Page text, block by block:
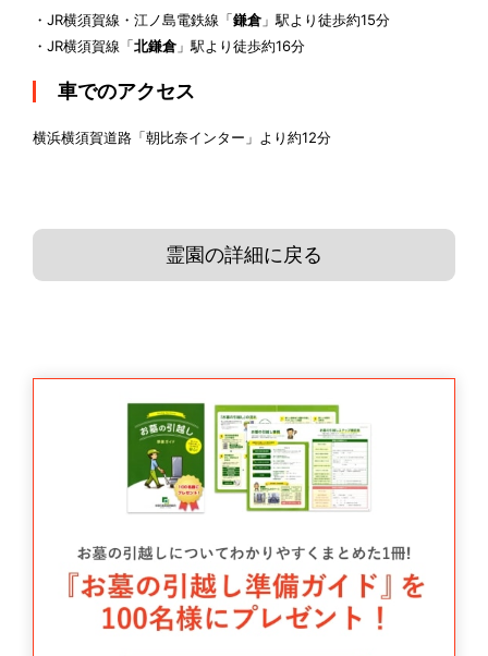
・JR横須賀線・江ノ島電鉄線「鎌倉 」駅より徒歩約15分
・JR横須賀線「北鎌倉 」駅より徒歩約16分
車でのアクセス
横浜横須賀道路「朝比奈インター」より約12分
霊園の詳細に戻る